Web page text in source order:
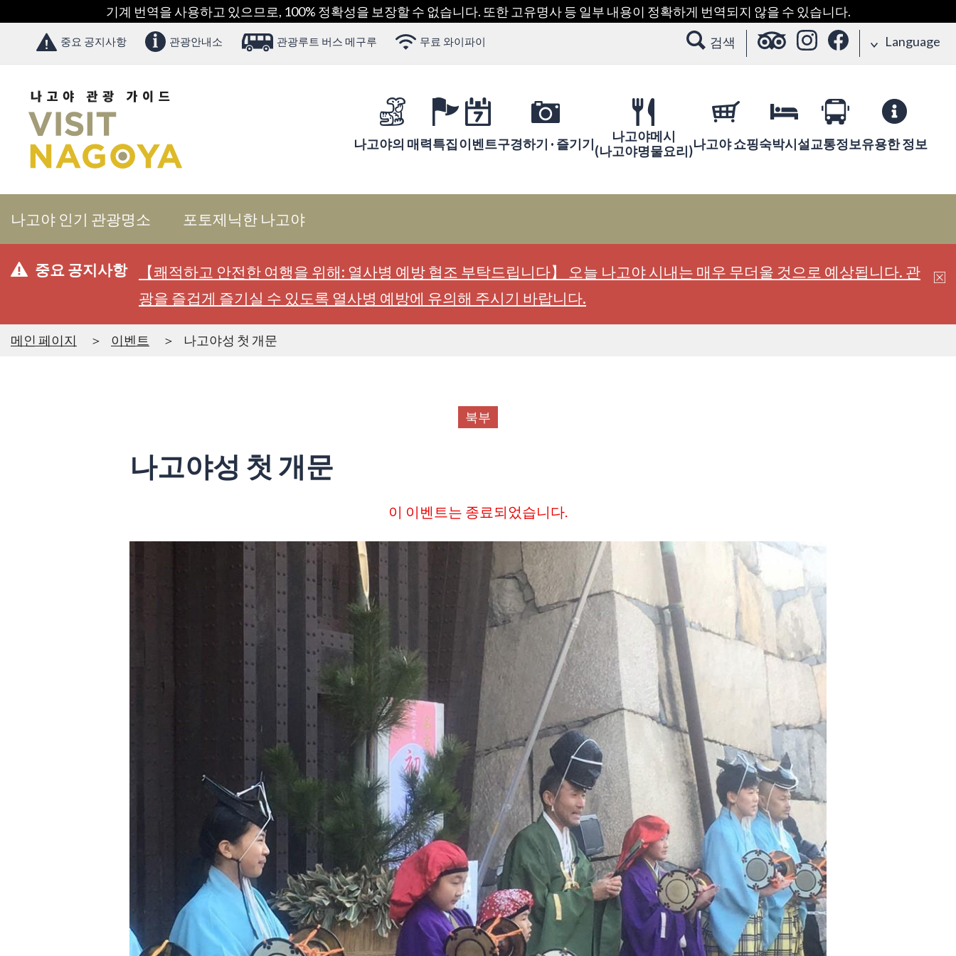
기계 번역을 사용하고 있으므로, 100% 정확성을 보장할 수 없습니다. 또한 고유명사 등 일부 내용이 정확하게 번역되지 않을 수 있습니다.
중요 공지사항 관광안내소 관광루트 버스 메구루 무료 와이파이 검색 Language
나고야의 매력특집이벤트구경하기 · 즐기기
나고야메시
(나고야명물요리)나고야 쇼핑숙박시설교통정보유용한 정보
나고야 인기 관광명소 포토제닉한 나고야
중요 공지사항
【쾌적하고 안전한 여행을 위해: 열사병 예방 협조 부탁드립니다】 오늘 나고야 시내는 매우 무더울 것으로 예상됩니다. 관
광을 즐겁게 즐기실 수 있도록 열사병 예방에 유의해 주시기 바랍니다.
메인 페이지 이벤트 나고야성 첫 개문
북부
나고야성 첫 개문
이 이벤트는 종료되었습니다.